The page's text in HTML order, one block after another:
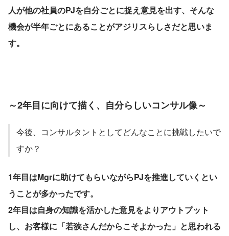
人が他の社員のPJを自分ごとに捉え意見を出す、そんな
機会が半年ごとにあることがアジリスらしさだと思いま
す。
～2年目に向けて描く、自分らしいコンサル像～
今後、コンサルタントとしてどんなことに挑戦したいで
すか？
1年目はMgrに助けてもらいながらPJを推進していくとい
うことが多かったです。
2年目は自身の知識を活かした意見をよりアウトプット
し、お客様に「若狭さんだからこそよかった」と思われる